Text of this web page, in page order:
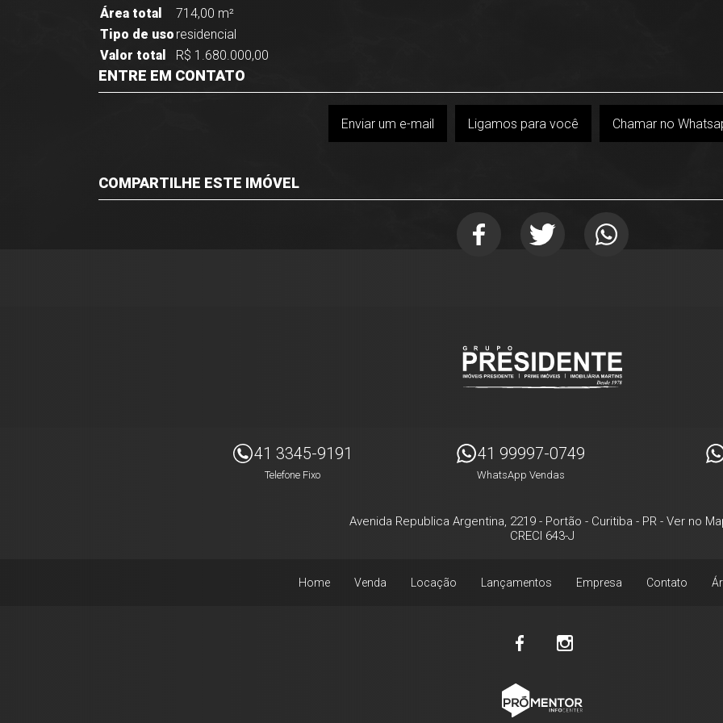
Área total
714,00 m²
Tipo de uso residencial
Valor total
R$ 1.680.000,00
ENTRE EM CONTATO
Enviar um e-mail Ligamos para você Chamar no
COMPARTILHE ESTE IMÓVEL
41 3345-9191
Telefone Fixo
41 99997-0749
WhatsApp Vendas
Avenida Republica Argentina, 2219 - Portão - Curitiba - PR - Ver no
CRECI 643-J
Home Venda Locação Lançamentos Empresa Contato